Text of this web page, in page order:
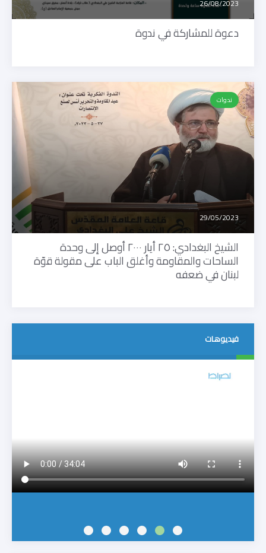
26/08/2023
دعوة للمشاركة في ندوة
ندوات
29/05/2023
الشيخ البغدادي: ٢٥ أيار ٢٠٠٠ أوصل إلى وحدة
الساحات والمقاومة وأغلق الباب على مقولة قوّة
لبنان في ضعفه
فيديوهات
متفرقات